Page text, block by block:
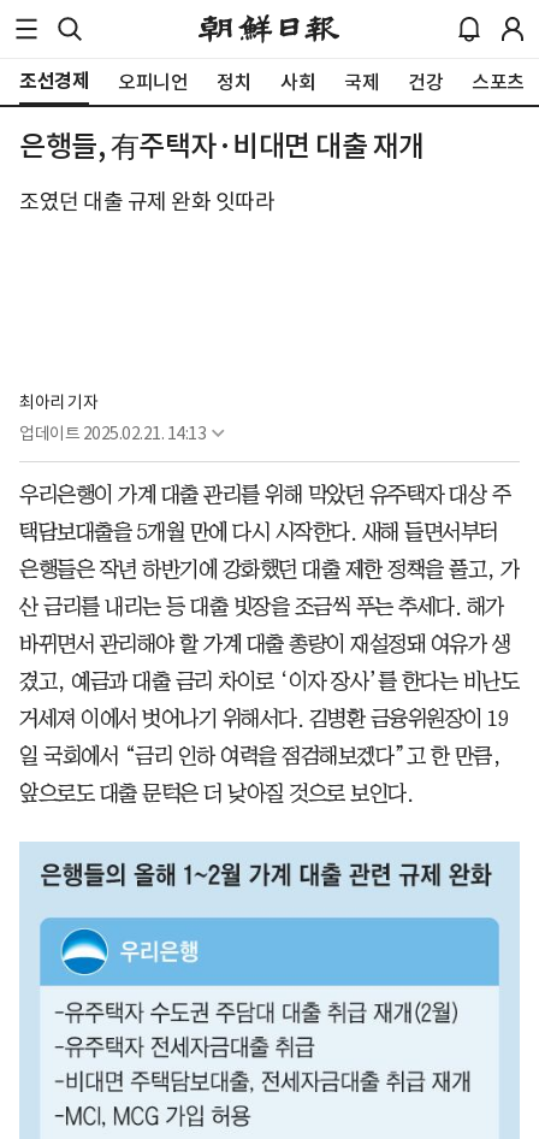
조선경제 오피니언 정치 사회 국제 건강 스포츠
은행들, 有주택자·비대면 대출 재개
조였던 대출 규제 완화 잇따라
최아리 기자
업데이트 2025.02.21. 14:13
우리은행이 가계 대출 관리를 위해 막았던 유주택자 대상 주
택담보대출을 5개월 만에 다시 시작한다. 새해 들면서부터
은행들은 작년 하반기에 강화했던 대출 제한 정책을 풀고, 가
산 금리를 내리는 등 대출 빗장을 조금씩 푸는 추세다. 해가
바뀌면서 관리해야 할 가계 대출 총량이 재설정돼 여유가 생
겼고, 예금과 대출 금리 차이로 ‘이자 장사’를 한다는 비난도
거세져 이에서 벗어나기 위해서다. 김병환 금융위원장이 19
일 국회에서 “금리 인하 여력을 점검해보겠다”고 한 만큼,
앞으로도 대출 문턱은 더 낮아질 것으로 보인다.